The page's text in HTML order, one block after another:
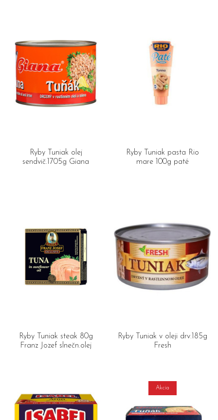
Ryby Tuniak olej
sendvič.1705g Giana
Ryby Tuniak pasta Rio
mare 100g paté
Ryby Tuniak steak 80g
Franz Jozef slnečn.olej
Ryby Tuniak v oleji drv.185g
Fresh
Akcia